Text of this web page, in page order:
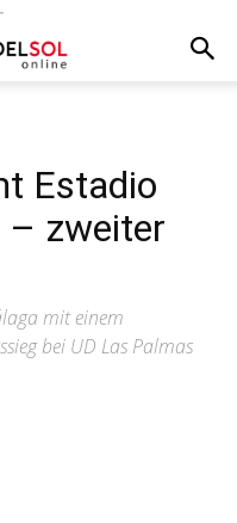
Estadio
– zweiter
mit einem
bei UD Las Palmas